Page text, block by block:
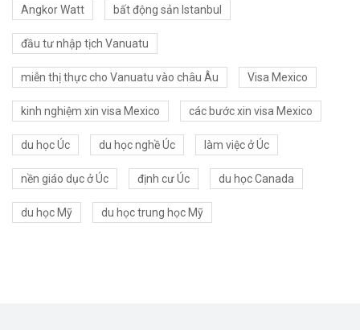
Angkor Watt bất động sản Istanbul
đầu tư nhập tịch Vanuatu
miễn thị thực cho Vanuatu vào châu Âu Visa Mexico
kinh nghiệm xin visa Mexico các bước xin visa Mexico
du học Úc du học nghề Úc làm việc ở Úc
nền giáo dục ở Úc định cư Úc du học Canada
du học Mỹ du học trung học Mỹ